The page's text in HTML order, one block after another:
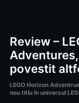
Review –
povestit
LEGO Horizon
nou titlu în universul